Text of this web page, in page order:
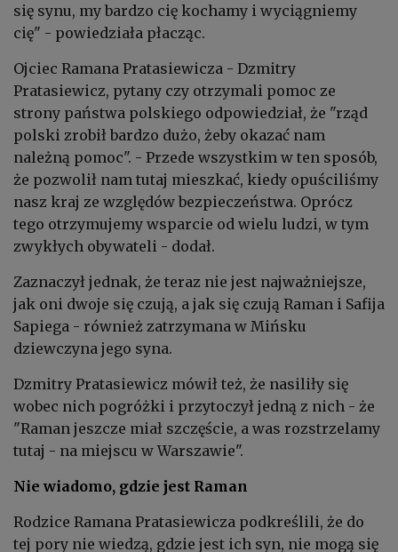
się synu, my bardzo cię kochamy i wyciągniemy
cię" - powiedziała płacząc.
Ojciec Ramana Pratasiewicza - Dzmitry
Pratasiewicz, pytany czy otrzymali pomoc ze
strony państwa polskiego odpowiedział, że "rząd
polski zrobił bardzo dużo, żeby okazać nam
należną pomoc". - Przede wszystkim w ten sposób,
że pozwolił nam tutaj mieszkać, kiedy opuściliśmy
nasz kraj ze względów bezpieczeństwa. Oprócz
tego otrzymujemy wsparcie od wielu ludzi, w tym
zwykłych obywateli - dodał.
Zaznaczył jednak, że teraz nie jest najważniejsze,
jak oni dwoje się czują, a jak się czują Raman i Safija
Sapiega - również zatrzymana w Mińsku
dziewczyna jego syna.
Dzmitry Pratasiewicz mówił też, że nasiliły się
wobec nich pogróżki i przytoczył jedną z nich - że
"Raman jeszcze miał szczęście, a was rozstrzelamy
tutaj - na miejscu w Warszawie".
Nie wiadomo, gdzie jest Raman
Rodzice Ramana Pratasiewicza podkreślili, że do
tej pory nie wiedzą, gdzie jest ich syn, nie mogą się